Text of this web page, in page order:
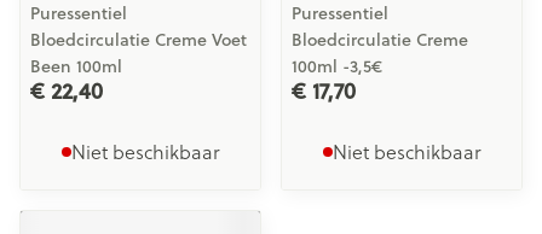
Puressentiel
Bloedcirculatie Creme Voet
Been 100ml
€ 22,40
Niet beschikbaar
Puressentiel
Bloedcirculatie Creme
100ml -3,5€
€ 17,70
Niet beschikbaar